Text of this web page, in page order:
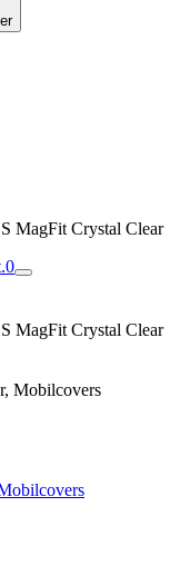
MagFit Crystal Clear
0
MagFit Crystal Clear
Mobilcovers